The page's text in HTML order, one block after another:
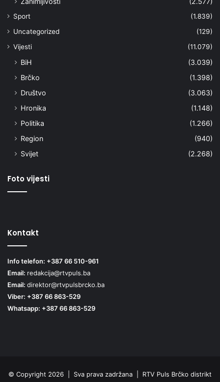
Sport
(1.839)
Uncategorized
(129)
Vijesti
(11.079)
BiH
(3.039)
Brčko
(1.398)
Društvo
(3.063)
Hronika
(1.148)
Politika
(1.266)
Region
(940)
Svijet
(2.268)
Foto vijesti
Kontakt
Info telefon: +387 66 510-961
Email: redakcija@rtvpuls.ba
Email: direktor@rtvpulsbrcko.ba
Viber: +387 66 863-529
Whatsapp: +387 66 863-529
© Copyright 2026 | Sva prava zadržana | RTV Puls Brčko distrikt